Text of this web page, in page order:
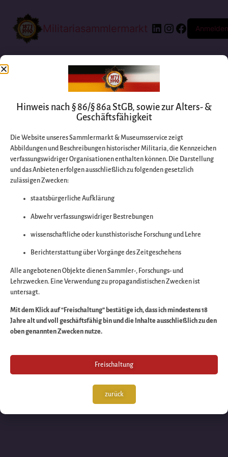
Militariasammlermarkt Anmelden
Entschuldigen Sie
bitte die
Wir arbeiten an
großartigen Sache
schauen Sie bald
wieder vorbei!
Hinweis nach § 86/§ 86a StGB, sowie zur Alters- &
Geschäftsfähigkeit
Die Website unseres Sammlermarkt & Museumsservice zeigt
Abbildungen und Beschreibungen historischer Militaria, die Kennzeichen
verfassungswidriger Organisationen enthalten können. Die Darstellung
und das Anbieten erfolgen ausschließlich zu folgenden gesetzlich
zulässigen Zwecken:
staatsbürgerliche Aufklärung
Abwehr verfassungswidriger Bestrebungen
wissenschaftliche oder kunsthistorische Forschung und Lehre
Berichterstattung über Vorgänge des Zeitgeschehens
Alle angebotenen Objekte dienen Sammler-, Forschungs- und
Lehrzwecken. Eine Verwendung zu propagandistischen Zwecken ist
untersagt.
Mit dem Klick auf “Freischaltung” bestätige ich, dass ich mindestens 18
Jahre alt und voll geschäftsfähig bin und die Inhalte ausschließlich zu den
oben genannten Zwecken nutze.
Freischaltung
zurück